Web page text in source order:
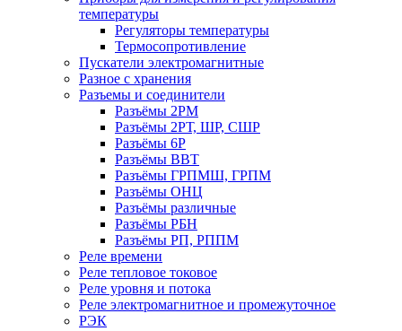
температуры
Регуляторы температуры
Термосопротивление
Пускатели электромагнитные
Разное с хранения
Разъемы и соединители
Разъёмы 2РМ
Разъёмы 2РТ, ШР, СШР
Разъёмы 6Р
Разъёмы ВВТ
Разъёмы ГРПМШ, ГРПМ
Разъёмы ОНЦ
Разъёмы различные
Разъёмы РБН
Разъёмы РП, РППМ
Реле времени
Реле тепловое токовое
Реле уровня и потока
Реле электромагнитное и промежуточное
РЭК